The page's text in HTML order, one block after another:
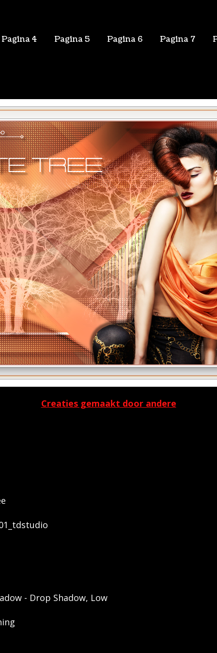
Pagina 4 Pagina 5 Pagina 6 Pagina 7
Creaties gemaakt door andere
- Drop Shadow, Low